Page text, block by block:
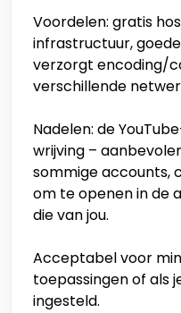
Voordelen: gratis
infrastructuur,
verzorgt encoding/
verschillende
Nadelen: de
wrijving –
sommige accounts,
om te openen in de
die van jou.
Acceptabel voor
toepassingen of als
ingesteld.